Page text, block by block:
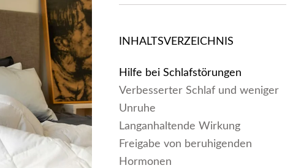
INHALTSVERZEICHNIS
Hilfe bei Schlafstörungen
Verbesserter Schlaf und weniger
Unruhe
Langanhaltende Wirkung
Freigabe von beruhigenden
Hormonen